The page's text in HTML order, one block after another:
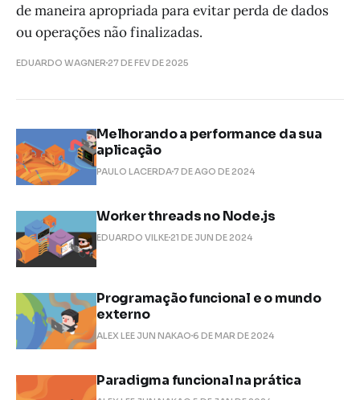
de maneira apropriada para evitar perda de dados
ou operações não finalizadas.
EDUARDO WAGNER 27 DE FEV DE 2025
Melhorando a performance da sua
aplicação
PAULO LACERDA7 DE AGO DE 2024
Worker threads no Node.js
EDUARDO VILKE 21 DE JUN DE 2024
Programação funcional e o mundo
externo
ALEX LEE JUN NAKAO 6 DE MAR DE 2024
Paradigma funcional na prática